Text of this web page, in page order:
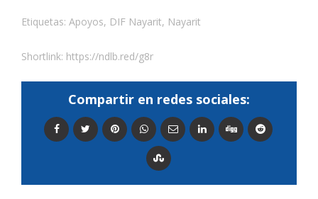
Etiquetas: Apoyos, DIF Nayarit, Nayarit
Shortlink: https://ndlb.red/g8r
Compartir en redes sociales: